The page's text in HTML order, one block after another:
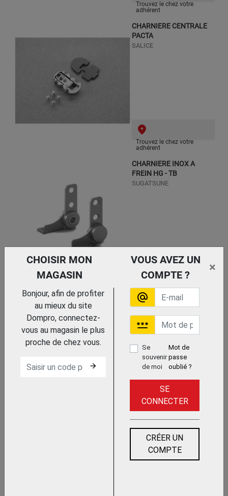
Trouvez le chez votre
adhérent
CHARNIERE CENTRALE
PACTA
SALICE
Trouvez le chez votre
adhérent
CHARNIERE INOX A
FREIN HG - TB
SUGATSUNE
Trouvez le chez votre
COULISSEAU
ITAR
COULISSEAU
REVERSIBLE
ITAR
CHOISIR MON
MAGASIN
VOUS AVEZ UN
COMPTE ?
×
Bonjour, afin de profiter
au mieux du site
Dompro, connectez-
vous au magasin le plus
proche de chez vous.
arrow_forward
alternate_email
password
Se
souvenir
de moi
Mot de
passe
oublié ?
SE
CONNECTER
CRÉER UN
COMPTE